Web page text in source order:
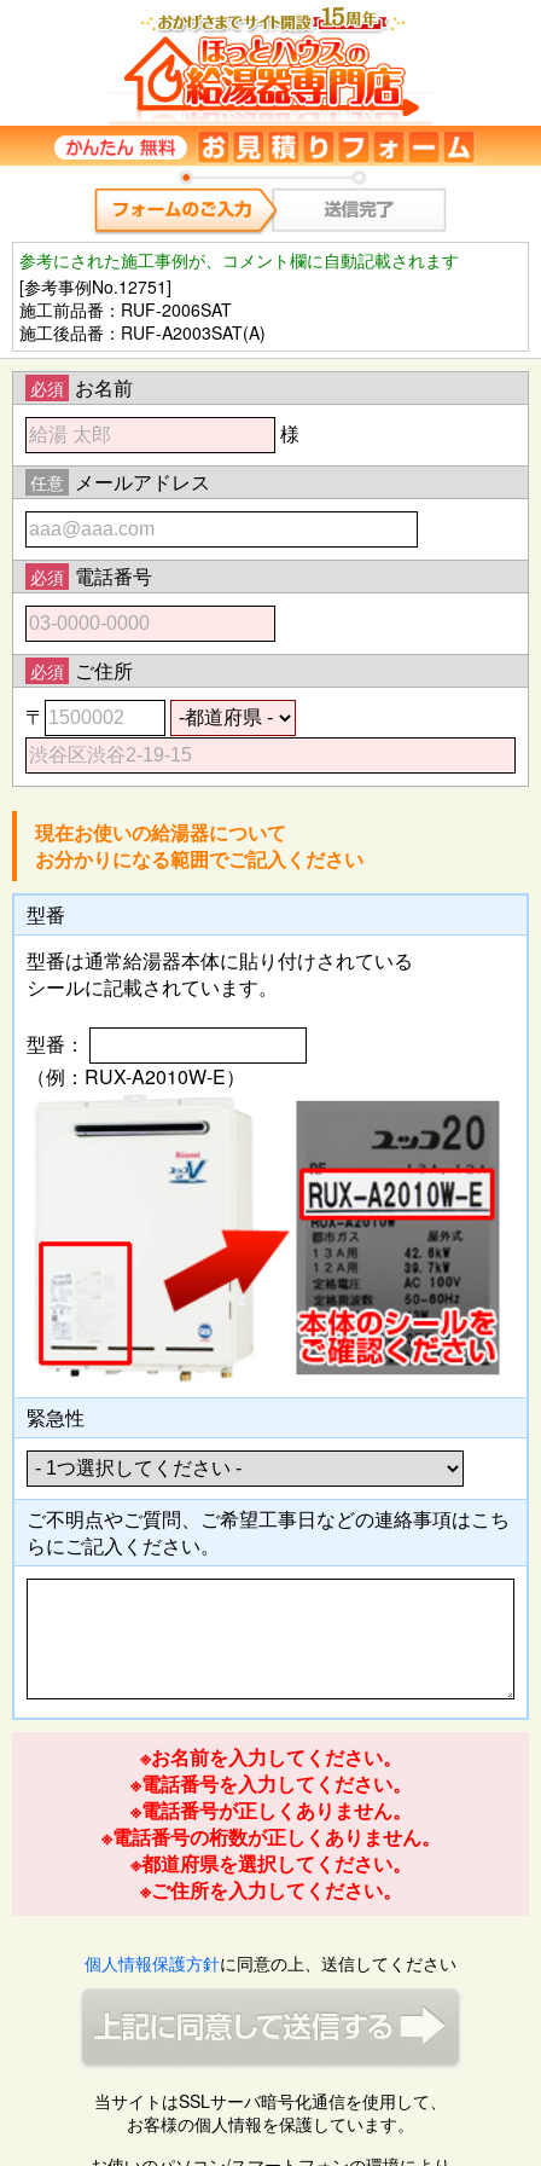
参考にされた施工事例が、コメント欄に自動記載されます
[参考事例No.12751]
施工前品番：RUF-2006SAT
施工後品番：RUF-A2003SAT(A)
必須 お名前
様
任意 メールアドレス
必須 電話番号
必須 ご住所
〒
現在お使いの給湯器について
お分かりになる範囲でご記入ください
型番
型番は通常給湯器本体に貼り付けされている
シールに記載されています。
型番：
（例：RUX-A2010W-E）
緊急性
ご不明点やご質問、ご希望工事日などの連絡事項はこち
らにご記入 ください。
※お名前を入力してください。
※電話番号を入力してください。
※電話番号が正しくありません。
※電話番号の桁数が正しくありません。
※都道府県を選択してください。
※ご住所を入力してください。
個人情報保護方針に同意の上、送信してください
当サイトはSSLサーバ暗号化通信を使用して、
お客様の個人情報を保護しています。